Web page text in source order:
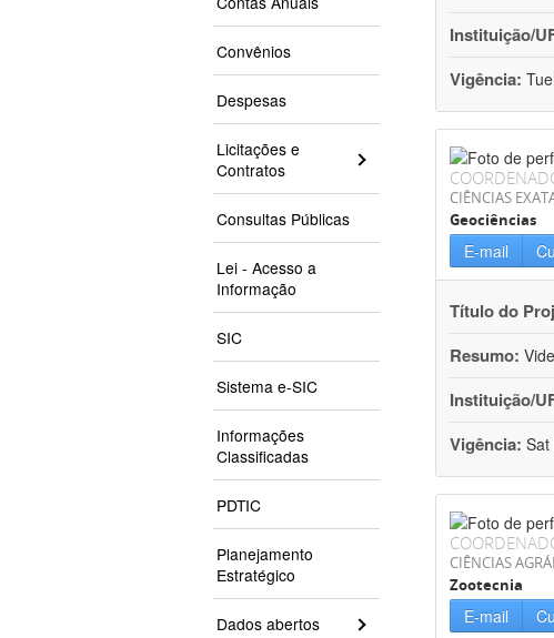
Convênios
Despesas
Licitações e
Contratos
Consultas Públicas
Lei - Acesso a
Informação
SIC
Sistema e-SIC
Informações
Classificadas
PDTIC
Planejamento
Estratégico
Dados abertos
Instituição/
Vigência:
CIÊNCIAS
Geociências
E-mail
Título do
Resumo:
Instituição/
Vigência: Sat
CIÊNCIAS
Zootecnia
E-mail